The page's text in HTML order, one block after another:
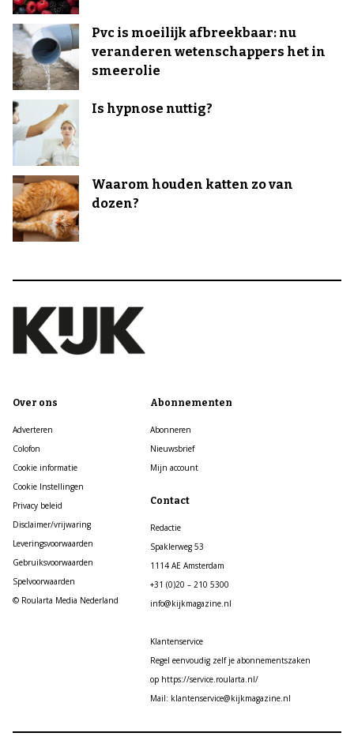
Pvc is moeilijk afbreekbaar: nu
veranderen wetenschappers het in
smeerolie
Is hypnose nuttig?
Waarom houden katten zo van
dozen?
Over ons
Adverteren
Colofon
Cookie informatie
Cookie Instellingen
Privacy beleid
Disclaimer/vrijwaring
Leveringsvoorwaarden
Gebruiksvoorwaarden
Spelvoorwaarden
© Roularta Media Nederland
Abonnementen
Abonneren
Nieuwsbrief
Mijn account
Contact
Redactie
Spaklerweg 53
1114 AE Amsterdam
+31 (0)20 – 210 5300
info@kijkmagazine.nl
Klantenservice
Regel eenvoudig zelf je abonnementszaken
op https://service.roularta.nl/
Mail: klantenservice@kijkmagazine.nl